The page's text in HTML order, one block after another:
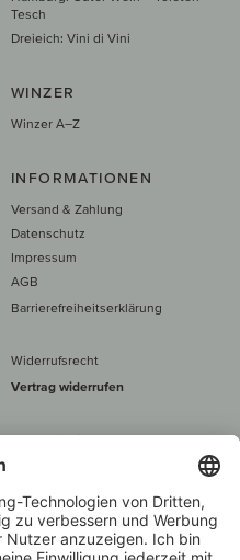
Tesch
Dreieich: Vini di Vini
WINZER
Winzer A–Z
INFORMATIONEN
Versand & Zahlung
Datenschutz
Impressum
AGB
Barrierefreiheitserklärung
Widerrufsrecht
Vertrag widerrufen
Alle Preise inkl. MwSt., zzgl. 5 €
60 € versand­kosten­